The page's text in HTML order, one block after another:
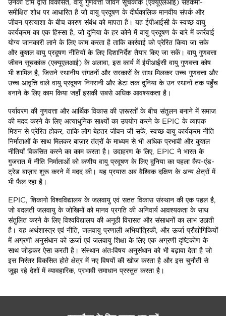
उनकी टीम द्वारा विकसित, वायु गुणवत्ता जीवन सूचकांक (एक्यूएलआई) सहकर्मी-
समीक्षित शोध पर आधारित है जो वायु प्रदूषण के दीर्घकालिक मानवीय संपर्क और
जीवन प्रत्याशा के बीच कारण संबंध को मापता है। यह ईपीआईसी के स्वच्छ वायु
कार्यक्रम का एक हिस्सा है, जो दुनिया के हर कोने में वायु प्रदूषण के बारे में कार्रवाई
योग्य जानकारी लाने के लिए काम करता है ताकि कार्रवाई को प्रेरित किया जा सके
और कुशल वायु प्रदूषण नीतियों के लिए दिशानिर्देश तैयार किए जा सकें। वायु गुणवत्ता
जीवन सूचकांक (एक्यूएलआई) के अलावा, इस कार्य में ईपीआईसी वायु गुणवत्ता कोष
भी शामिल है, जिसने स्थानीय संगठनों और सरकारों के साथ मिलकर उच्च गुणवत्ता और
उच्च आवृत्ति वाले वायु प्रदूषण निगरानी और डेटा तक दुनिया के उन स्थानों तक पहुँच
बनाने के लिए काम किया जहाँ इसकी सबसे अधिक आवश्यकता है।
पर्यावरण की गुणवत्ता और आर्थिक विकास की ज़रूरतों के बीच संतुलन बनाने में समाज
की मदद करने के लिए अत्याधुनिक साक्ष्यों का उपयोग करने के EPIC के व्यापक
मिशन से प्रेरित होकर, ताकि लोग बेहतर जीवन जी सकें, स्वच्छ वायु कार्यक्रम नीति
निर्माताओं के साथ मिलकर बाज़ार तंत्रों के माध्यम से भी अधिक प्रभावी और कुशल
नीतियाँ विकसित करने का काम करता है। उदाहरण के लिए, EPIC ने भारत के
गुजरात में नीति निर्माताओं को कणीय वायु प्रदूषण के लिए दुनिया का पहला कैप-एंड-
ट्रेड बाज़ार शुरू करने में मदद की। यह प्रयास अब वैश्विक दक्षिण के अन्य क्षेत्रों में
भी फैल रहा है।
EPIC, शिकागो विश्वविद्यालय के जलवायु एवं सतत विकास संस्थान की एक पहल है,
जो बदलती जलवायु के जोखिमों को मानव प्रगति की अनिवार्य आवश्यकता के साथ
संतुलित करने के लिए विश्वविद्यालय की अनूठी विरासत और संसाधनों का लाभ उठाती
है। यह अर्थशास्त्र एवं नीति, जलवायु प्रणाली अभियांत्रिकी, और ऊर्जा प्रौद्योगिकियों
में अग्रणी अनुसंधान को ऊर्जा एवं जलवायु शिक्षा के लिए एक अग्रणी दृष्टिकोण के
साथ जोड़कर ऐसा करती है। संस्थान अंतःविषय अनुसंधान को भी बढ़ावा देता है जो
इस निरंतर विकसित होते क्षेत्र में नए विषयों की खोज करता है और इस चुनौती से
जूझ रहे देशों में व्यावहारिक, प्रभावी समाधान प्रस्तुत करता है।